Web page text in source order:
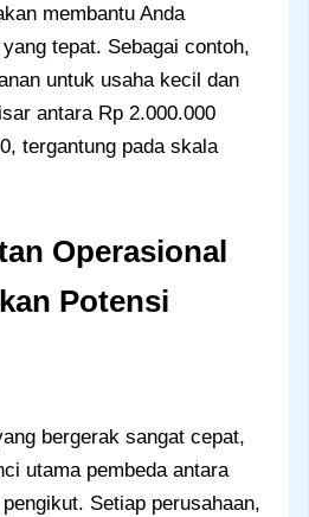
membantu Anda
tepat. Sebagai contoh,
untuk usaha kecil dan
antara Rp 2.000.000
tergantung pada skala
Operasional
Potensi
bergerak sangat cepat,
utama pembeda antara
Setiap perusahaan,